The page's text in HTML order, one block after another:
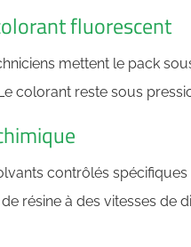
fluorescent
mettent le pack
colorant reste sous
contrôlés
résine à des vitesses de